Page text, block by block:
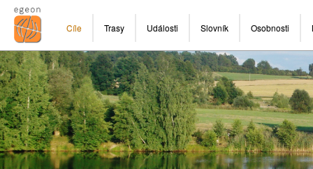
Cíle Trasy Události Slovník Osobnosti